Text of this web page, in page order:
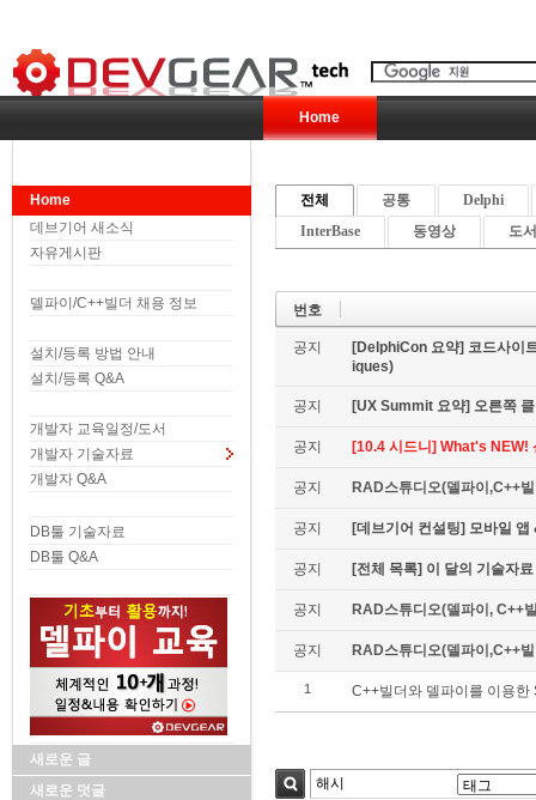
Home
Home
데브기어 새소식
자유게시판
델파이/C++빌더 채용 정보
설치/등록 방법 안내
설치/등록 Q&A
개발자 교육일정/도서
개발자 기술자료
개발자 Q&A
DB툴 기술자료
DB툴 Q&A
새로운 글
새로운 덧글
전체 공통
Delphi
InterBase
동영상 도
번호
공지
[DelphiCon 요약] 코드사이
iques)
공지 [UX Summit 요약] 오른쪽
공지 [10.4 시드니] What's NEW!
공지 RAD스튜디오(델파이,C++
공지 [데브기어 컨설팅] 모바일
공지 [전체 목록] 이 달의 기술자
공지 RAD스튜디오(델파이, C++
공지 RAD스튜디오(델파이,C++
1 C++빌더와 델파이를 이용한